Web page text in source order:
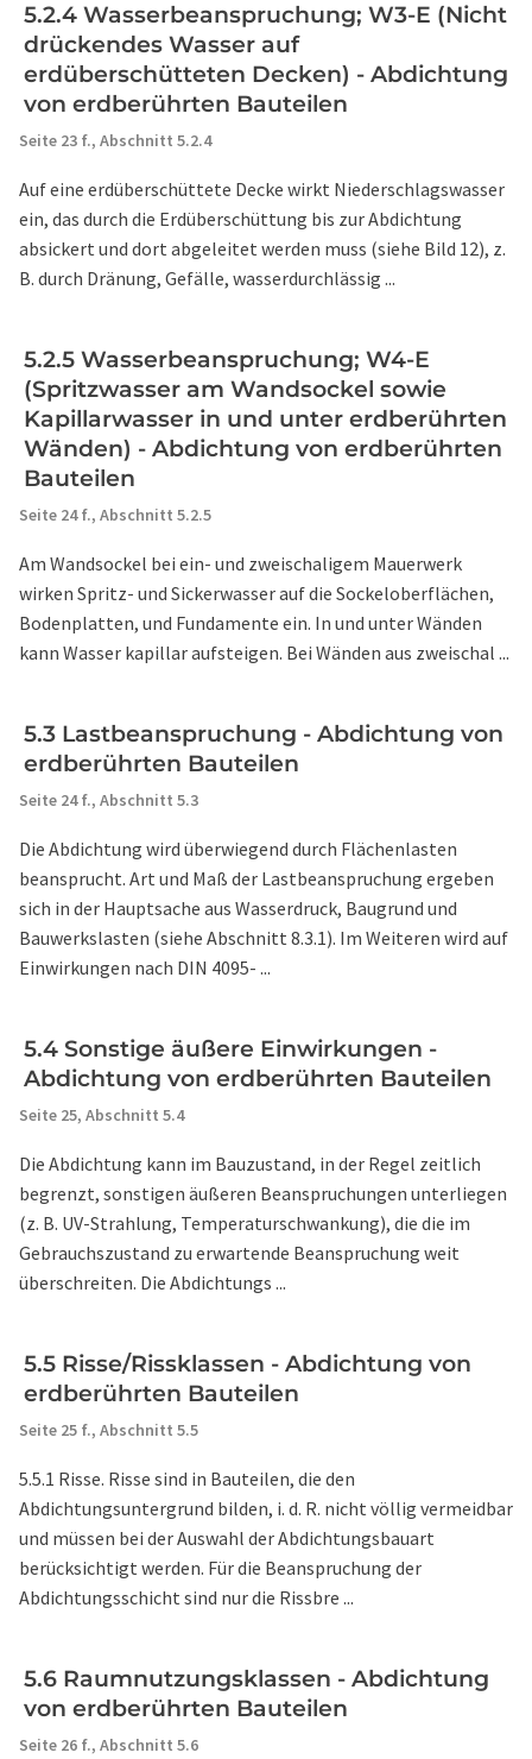
5.2.4 Wasserbeanspruchung; W3-E (Nicht
drückendes Wasser auf
erdüberschütteten Decken) - Abdichtung
von erdberührten Bauteilen
Seite 23 f., Abschnitt 5.2.4
Auf eine erdüberschüttete Decke wirkt Niederschlagswasser
ein, das durch die Erdüberschüttung bis zur Abdichtung
absickert und dort abgeleitet werden muss (siehe Bild 12), z.
B. durch Dränung, Gefälle, wasserdurchlässig ...
5.2.5 Wasserbeanspruchung; W4-E
(Spritzwasser am Wandsockel sowie
Kapillarwasser in und unter erdberührten
Wänden) - Abdichtung von erdberührten
Bauteilen
Seite 24 f., Abschnitt 5.2.5
Am Wandsockel bei ein- und zweischaligem Mauerwerk
wirken Spritz- und Sickerwasser auf die Sockeloberflächen,
Bodenplatten, und Fundamente ein. In und unter Wänden
kann Wasser kapillar aufsteigen. Bei Wänden aus zweischal ...
5.3 Lastbeanspruchung - Abdichtung von
erdberührten Bauteilen
Seite 24 f., Abschnitt 5.3
Die Abdichtung wird überwiegend durch Flächenlasten
beansprucht. Art und Maß der Lastbeanspruchung ergeben
sich in der Hauptsache aus Wasserdruck, Baugrund und
Bauwerkslasten (siehe Abschnitt 8.3.1). Im Weiteren wird auf
Einwirkungen nach DIN 4095- ...
5.4 Sonstige äußere Einwirkungen -
Abdichtung von erdberührten Bauteilen
Seite 25, Abschnitt 5.4
Die Abdichtung kann im Bauzustand, in der Regel zeitlich
begrenzt, sonstigen äußeren Beanspruchungen unterliegen
(z. B. UV-Strahlung, Temperaturschwankung), die die im
Gebrauchszustand zu erwartende Beanspruchung weit
überschreiten. Die Abdichtungs ...
5.5 Risse/Rissklassen - Abdichtung von
erdberührten Bauteilen
Seite 25 f., Abschnitt 5.5
5.5.1 Risse. Risse sind in Bauteilen, die den
Abdichtungsuntergrund bilden, i. d. R. nicht völlig vermeidbar
und müssen bei der Auswahl der Abdichtungsbauart
berücksichtigt werden. Für die Beanspruchung der
Abdichtungsschicht sind nur die Rissbre ...
5.6 Raumnutzungsklassen - Abdichtung
von erdberührten Bauteilen
Seite 26 f., Abschnitt 5.6